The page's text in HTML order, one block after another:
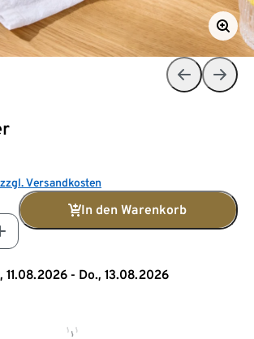
zzgl. Versandkosten
In den Warenkorb
11.08.2026 - Do., 13.08.2026